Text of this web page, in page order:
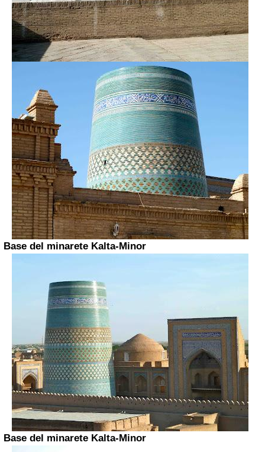
Base del minarete Kalta-Minor
Base del minarete Kalta-Minor